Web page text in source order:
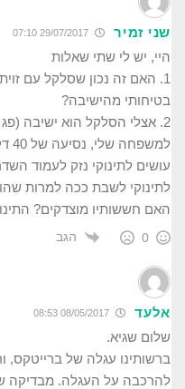
שני זמיר
היי, יש לי שתי שאלות
1. האם זה נכון שסלקל עם
בטיחותי מהישיבה?
2. אצלי הסלקל הוא ישיבה (פג
עושים לתינוקי נזק לעמוד
לתינוקי לשבת ככה למרות
האם חששותיו מוצדקים?
0 הגב
אלעד
שלום שגיא.
ברשותינו עגלה של ברייטקס,
להרכבה על העגלה. מבדיקה